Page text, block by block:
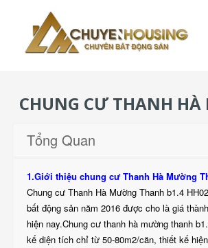
CHUNG CƯ THANH HÀ
Tổng Quan
1.Giới thiệu chung cư Thanh Hà Mường
Chung cư Thanh Hà Mường Thanh b1.4
bất động sản năm 2016 được cho là giá
hiện nay.Chung cư thanh hà mường thanh
kế diện tích chỉ từ 50-80m2/căn, thiết kế